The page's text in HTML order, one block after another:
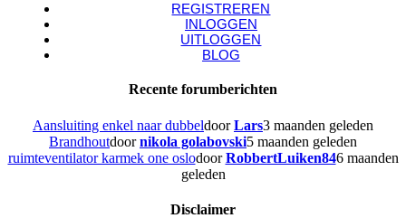
REGISTREREN
INLOGGEN
UITLOGGEN
BLOG
Recente forumberichten
Aansluiting enkel naar dubbeldoorLars3 maanden geleden
Brandhoutdoornikola golabovski5 maanden geleden
ruimteventilator karmek one oslodoorRobbertLuiken846 maanden
geleden
Disclaimer